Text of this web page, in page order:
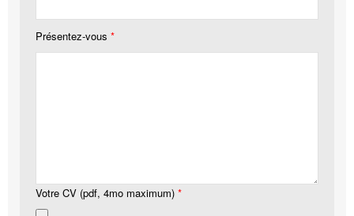
Présentez-vous *
Votre CV (pdf, 4mo maximum) *